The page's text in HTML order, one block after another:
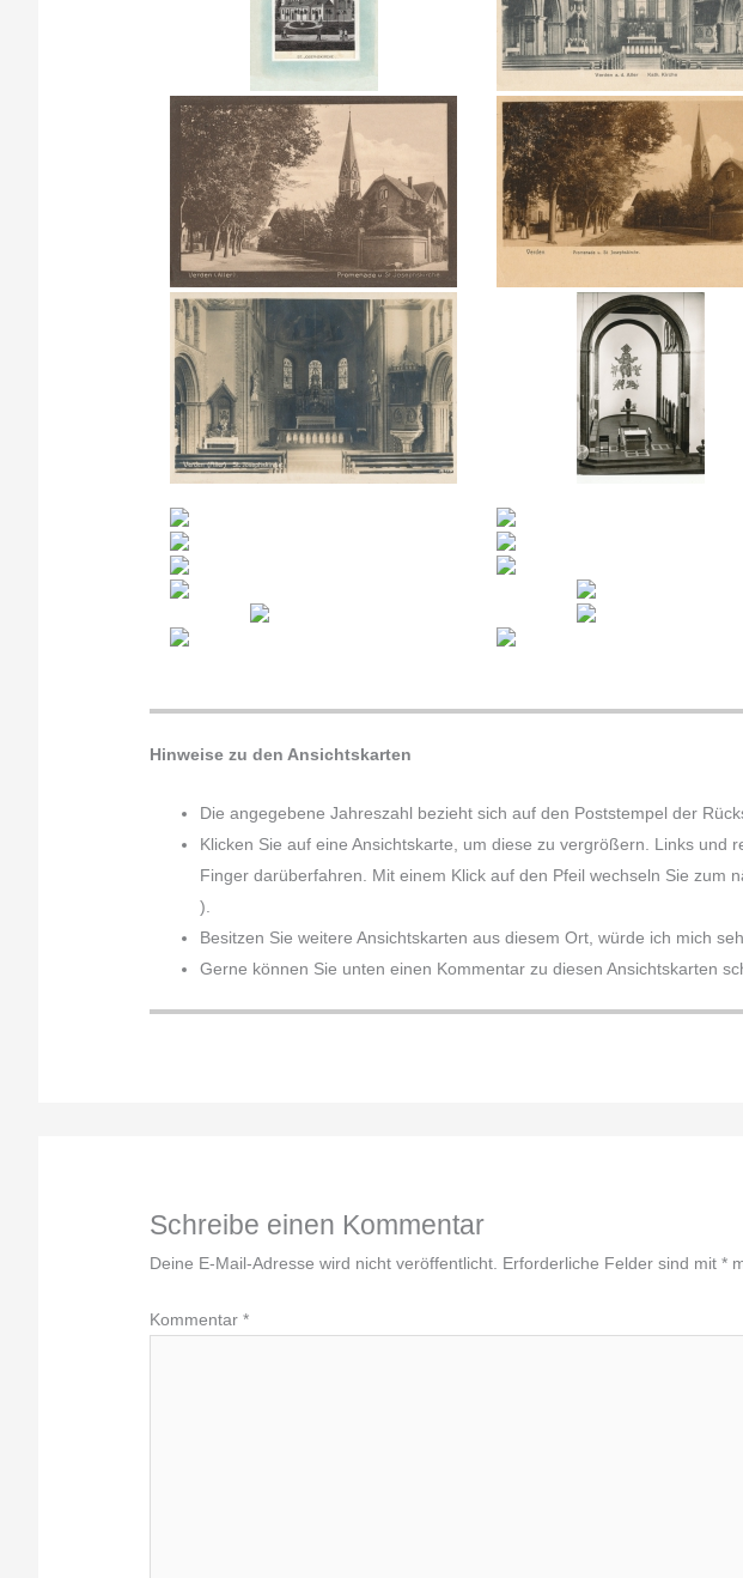
Hinweise zu den Ansichtskarten
Die angegebene Jahreszahl bezieht sich auf den Poststempel der
Klicken Sie auf eine Ansichtskarte, um diese zu vergrößern. Links
Finger darüberfahren. Mit einem Klick auf den Pfeil wechseln Sie
).
Besitzen Sie weitere Ansichtskarten aus diesem Ort, würde ich mich
Gerne können Sie unten einen Kommentar zu diesen Ansichtskarten
Schreibe einen Kommentar
Deine E-Mail-Adresse wird nicht veröffentlicht. Erforderliche Felder sind mit*
Kommentar*